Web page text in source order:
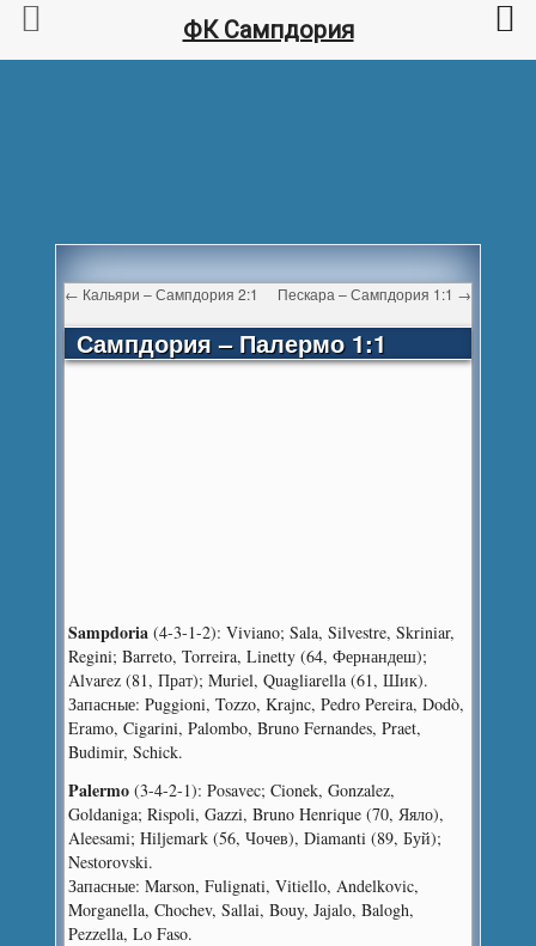
← Кальяри – Сампдория 2:1 Пескара – Сампдория 1:1 →
Сампдория – Палермо 1:1
Sampdoria (4-3-1-2): Viviano; Sala, Silvestre, Skriniar,
Regini; Barreto, Torreira, Linetty (64, Фернандеш);
Alvarez (81, Прат); Muriel, Quagliarella (61, Шик).
Запасные: Puggioni, Tozzo, Krajnc, Pedro Pereira, Dodò,
Eramo, Cigarini, Palombo, Bruno Fernandes, Praet,
Budimir, Schick.
Palermo (3-4-2-1): Posavec; Cionek, Gonzalez,
Goldaniga; Rispoli, Gazzi, Bruno Henrique (70, Яяло),
Aleesami; Hiljemark (56, Чочев), Diamanti (89, Буй);
Nestorovski.
Запасные: Marson, Fulignati, Vitiello, Andelkovic,
Morganella, Chochev, Sallai, Bouy, Jajalo, Balogh,
Pezzella, Lo Faso.
ФК Сампдория